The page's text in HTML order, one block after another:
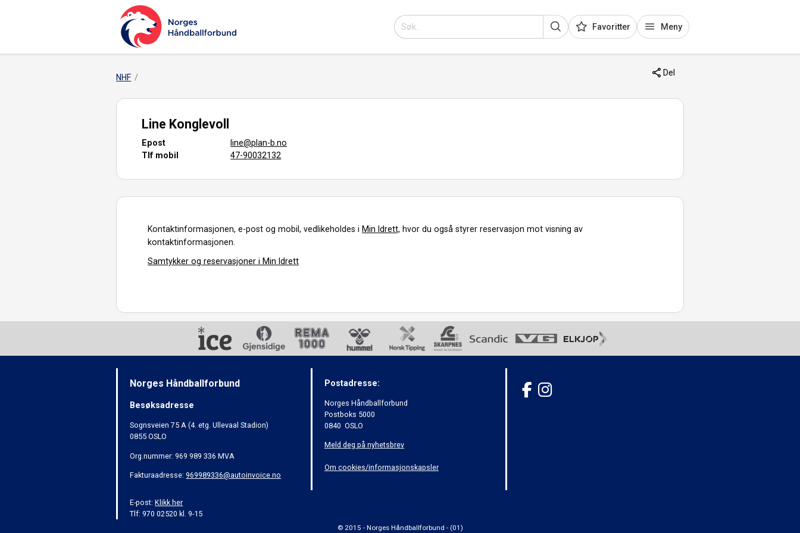
Favoritter Meny
NHF Del
Line Konglevoll
Epost
line@plan-b.no
Tlf mobil
47-90032132
Kontaktinformasjonen, e-post og mobil, vedlikeholdes i Min Idrett, hvor du også styrer reservasjon mot visning av
kontaktinformasjonen.
Samtykker og reservasjoner i Min Idrett
Norges Håndballforbund
Besøksadresse
Sognsveien 75 A (4. etg. Ullevaal Stadion)
0855 OSLO
Org.nummer: 969 989 336 MVA
Fakturaadresse:969989336@autoinvoice.no
E-post:Klikk her
Tlf: 970 02520 kl. 9-15
Postadresse:
Norges Håndballforbund
Postboks 5000
0840 OSLO
Meld deg på nyhetsbrev
Om cookies/informasjonskapsler
© 2015 - Norges Håndballforbund - (01)